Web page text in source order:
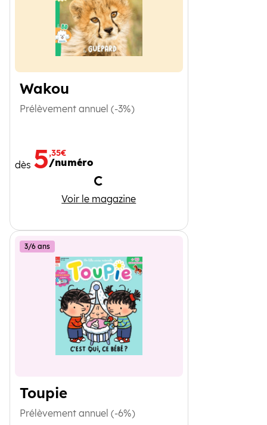
Wakou
Prélèvement annuel (-3%)
dès 5,35€
/numéro
Voir le magazine
Wakou
Toupie
3/6 ans
Prélèvement annuel (-6%)